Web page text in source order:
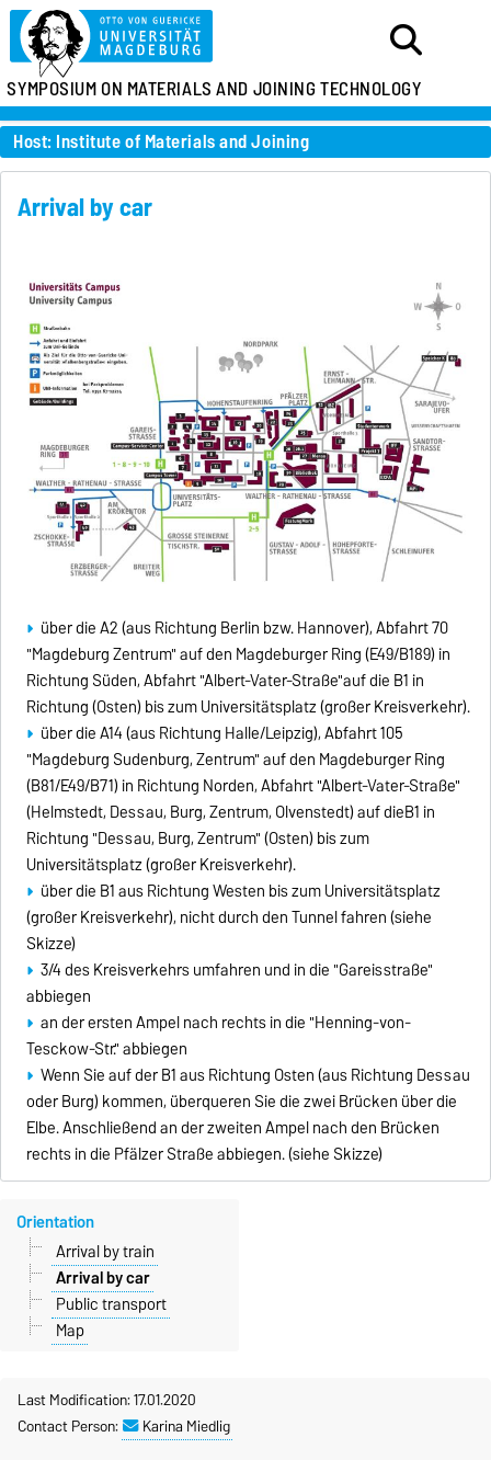
SYMPOSIUM ON MATERIALS AND JOINING TECHNOLOGY
Host: Institute of Materials and Joining
Arrival by car
über die A2 (aus Richtung Berlin bzw. Hannover), Abfahrt 70
"Magdeburg Zentrum" auf den Magdeburger Ring (E49/B189) in
Richtung Süden, Abfahrt "Albert-Vater-Straße"auf die B1 in
Richtung (Osten) bis zum Universitätsplatz (großer Kreisverkehr).
über die A14 (aus Richtung Halle/Leipzig), Abfahrt 105
"Magdeburg Sudenburg, Zentrum" auf den Magdeburger Ring
(B81/E49/B71) in Richtung Norden, Abfahrt "Albert-Vater-Straße"
(Helmstedt, Dessau, Burg, Zentrum, Olvenstedt) auf dieB1 in
Richtung "Dessau, Burg, Zentrum" (Osten) bis zum
Universitätsplatz (großer Kreisverkehr).
über die B1 aus Richtung Westen bis zum Universitätsplatz
(großer Kreisverkehr), nicht durch den Tunnel fahren (siehe
Skizze)
3/4 des Kreisverkehrs umfahren und in die "Gareisstraße"
abbiegen
an der ersten Ampel nach rechts in die "Henning-von-
Tesckow-Str." abbiegen
Wenn Sie auf der B1 aus Richtung Osten (aus Richtung Dessau
oder Burg) kommen, überqueren Sie die zwei Brücken über die
Elbe. Anschließend an der zweiten Ampel nach den Brücken
rechts in die Pfälzer Straße abbiegen. (siehe Skizze)
Orientation
Arrival by train
Arrival by car
Public transport
Map
Last Modification: 17.01.2020
Contact Person:
Karina Miedlig